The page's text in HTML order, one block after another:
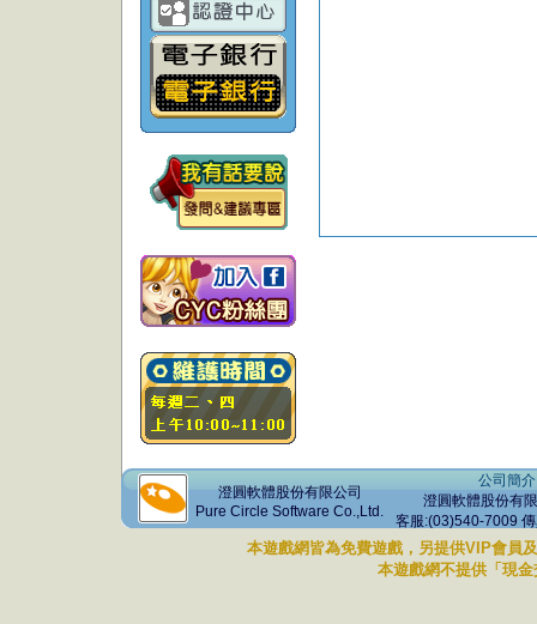
澄圓軟體股份有限公司
Pure Circle Software Co.,Ltd.
公司簡介
澄圓軟體股份有
客服:(03)540-7009
本遊戲網皆為免費遊戲，另提供VIP會員
本遊戲網不提供「現